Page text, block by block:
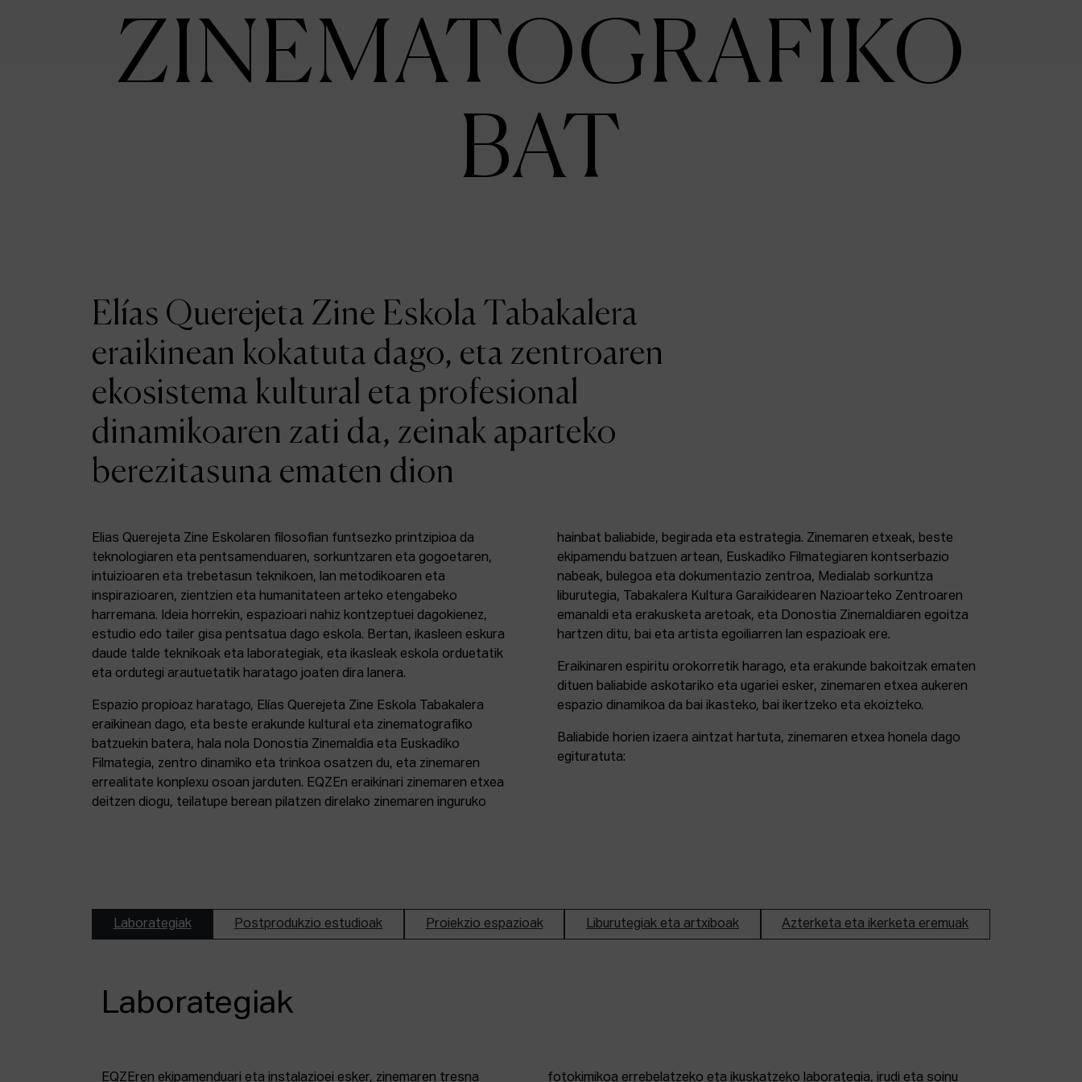
ZINEMATOGRAFIKO
BAT
Elías Querejeta Zine Eskola Tabakalera
eraikinean kokatuta dago, eta zentroaren
ekosistema kultural eta profesional
dinamikoaren zati da, zeinak aparteko
berezitasuna ematen dion
Elias Querejeta Zine Eskolaren filosofian funtsezko printzipioa da
teknologiaren eta pentsamenduaren, sorkuntzaren eta gogoetaren,
intuizioaren eta trebetasun teknikoen, lan metodikoaren eta
inspirazioaren, zientzien eta humanitateen arteko etengabeko
harremana. Ideia horrekin, espazioari nahiz kontzeptuei dagokienez,
estudio edo tailer gisa pentsatua dago eskola. Bertan, ikasleen eskura
daude talde teknikoak eta laborategiak, eta ikasleak eskola orduetatik
eta ordutegi arautuetatik haratago joaten dira lanera.
Espazio propioaz haratago, Elías Querejeta Zine Eskola Tabakalera
eraikinean dago, eta beste erakunde kultural eta zinematografiko
batzuekin batera, hala nola Donostia Zinemaldia eta Euskadiko
Filmategia, zentro dinamiko eta trinkoa osatzen du, eta zinemaren
errealitate konplexu osoan jarduten. EQZEn eraikinari zinemaren etxea
deitzen diogu, teilatupe berean pilatzen direlako zinemaren inguruko
hainbat baliabide, begirada eta estrategia. Zinemaren etxeak, beste
ekipamendu batzuen artean, Euskadiko Filmategiaren kontserbazio
nabeak, bulegoa eta dokumentazio zentroa, Medialab sorkuntza
liburutegia, Tabakalera Kultura Garaikidearen Nazioarteko Zentroaren
emanaldi eta erakusketa aretoak, eta Donostia Zinemaldiaren egoitza
hartzen ditu, bai eta artista egoiliarren lan espazioak ere.
Eraikinaren espiritu orokorretik harago, eta erakunde bakoitzak ematen
dituen baliabide askotariko eta ugariei esker, zinemaren etxea aukeren
espazio dinamikoa da bai ikasteko, bai ikertzeko eta ekoizteko.
Baliabide horien izaera aintzat hartuta, zinemaren etxea honela dago
egituratuta:
Laborategiak Postprodukzio estudioak Proiekzio espazioak Liburutegiak eta artxiboak Azterketa eta ikerketa eremuak
Laborategiak
EQZEren ekipamenduari eta instalazioei esker, zinemaren tresna
fotokimikoa errebelatzeko eta ikuskatzeko laborategia, irudi eta soinu